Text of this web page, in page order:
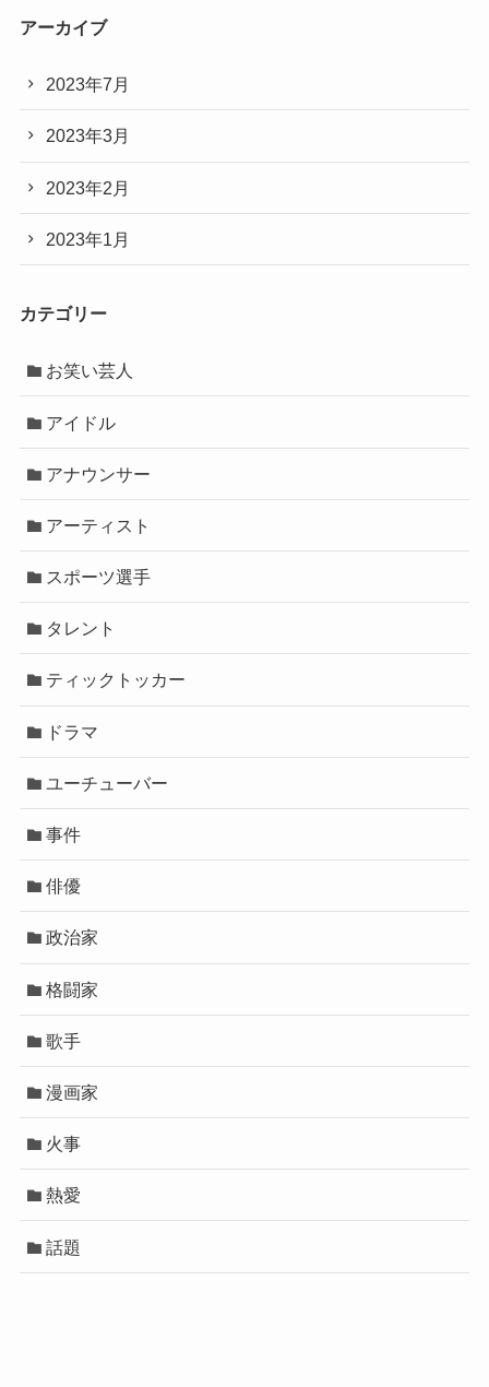
アーカイブ
2023年7月
2023年3月
2023年2月
2023年1月
カテゴリー
お笑い芸人
アイドル
アナウンサー
アーティスト
スポーツ選手
タレント
ティックトッカー
ドラマ
ユーチューバー
事件
俳優
政治家
格闘家
歌手
漫画家
火事
熱愛
話題